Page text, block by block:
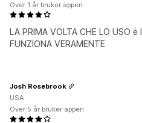
LA PRIMA VOLTA CHE LO USO
FUNZIONA VERAMENTE
Over 1 år bruker appen
Josh Rosebrook
USA
Over 5 år bruker appen